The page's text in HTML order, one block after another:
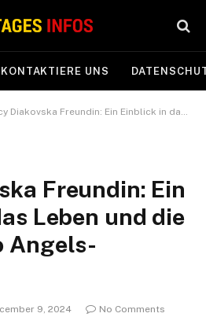
KONTAKTIERE UNS
Freundin: Ein Einblick in das Leben und die Liebe der No Angels-Sängerin
Freundin: Ein
Leben und die
Angels-
9, 2024
No Comments